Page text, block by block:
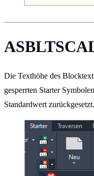
Die Texthöhe des
gesperrten Starter
Standardwert zurückgesetzt.